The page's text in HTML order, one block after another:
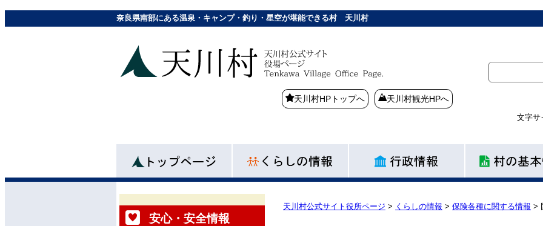
奈良県南部にある温泉・キャンプ・釣り・星空が堪能できる村 天川村
天川村観光HPへ
天川村HPトップへ
文字サ
安心・安全情報
天川村公式サイト役所ページ > くらしの情報 > 保険各種に関する情報 >